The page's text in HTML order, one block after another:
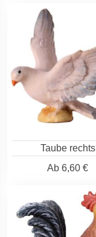
Taube rechts
Ab 6,60 €